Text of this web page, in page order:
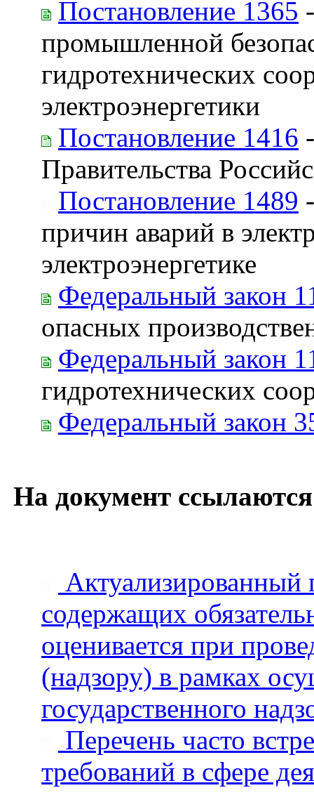
Постановление 1365
промышленной
гидротехнических
электроэнергетики
Постановление 1416
Правительства
Постановление 1489
причин аварий в
электроэнергетике
Федеральный закон
опасных
Федеральный закон
гидротехнических
Федеральный закон
На документ
Актуализированный
содержащих
оценивается при
(надзору) в рамках
государственного
Перечень часто
требований в сфере